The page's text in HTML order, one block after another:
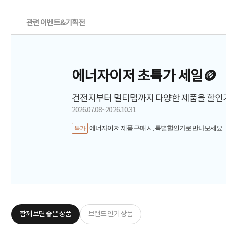
관련 이벤트&기획전
에너자이저 초특가 세일🪙
건전지부터 멀티탭까지 다양한 제품을 할인
2026.07.08~2026.10.31
특가 에너자이저 제품 구매 시, 특별할인가로 만나보세요.
함께 보면 좋은 상품 브랜드 인기 상품